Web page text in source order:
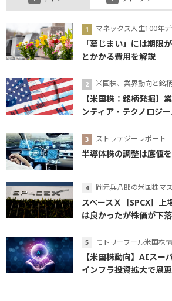
マネックス人生100年
「墓じまい」には期限
とかかる費用を解説
米国株、業界動向と銘
【米国株：銘柄発掘】
ンティア・テクノロジ
ストラテジーレポート
半導体株の調整は底値
岡元兵八郎の米国株マ
スペースＸ［SPCX］
は良かったが株価が下
モトリーフール米国株
【米国株動向】AIスー
インフラ投資拡大で恩